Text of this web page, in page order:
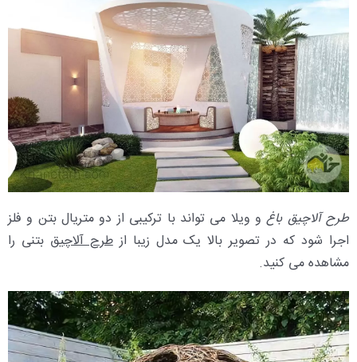
طرح آلاچیق باغو ویلا می تواند با ترکیبی از دو متریال بتن و فلز
اجرا شود که در تصویر بالا یک مدل زیبا ازطرح آلاچیق بتنی را
مشاهده می کنید.